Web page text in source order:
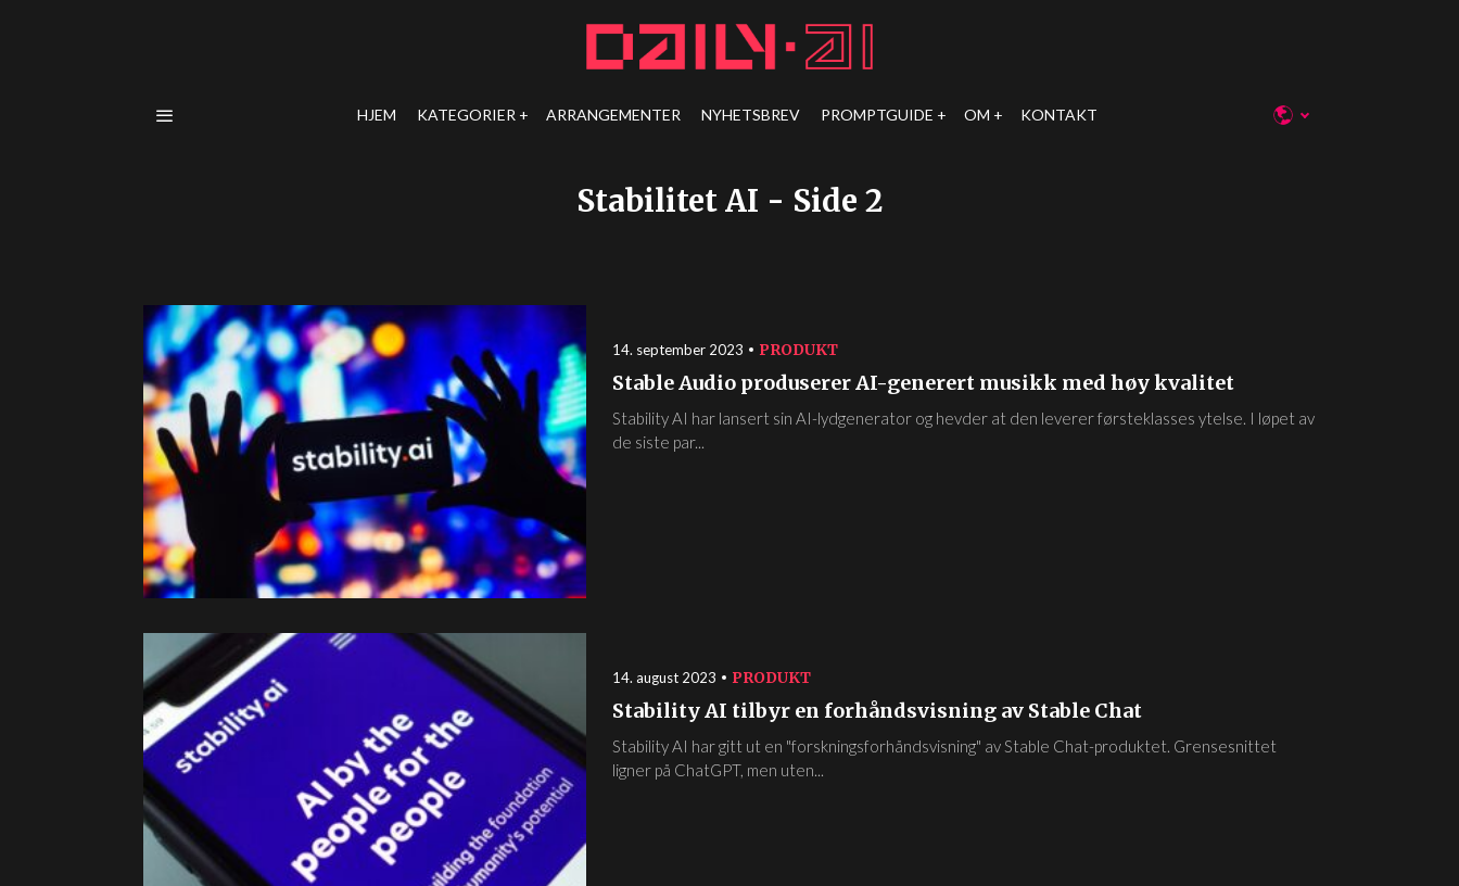
HJEM KATEGORIER ARRANGEMENTER NYHETSBREV PROMPTGUIDE OM KONTAKT
Stabilitet AI - Side 2
14. september 2023 PRODUKT
Stable Audio produserer AI-generert musikk med høy kvalitet
Stability AI har lansert sin AI-lydgenerator og hevder at den leverer førsteklasses ytelse. I løpet av
de siste par...
14. august 2023 PRODUKT
Stability AI tilbyr en forhåndsvisning av Stable Chat
Stability AI har gitt ut en "forskningsforhåndsvisning" av Stable Chat-produktet. Grensesnittet
ligner på ChatGPT, men uten...